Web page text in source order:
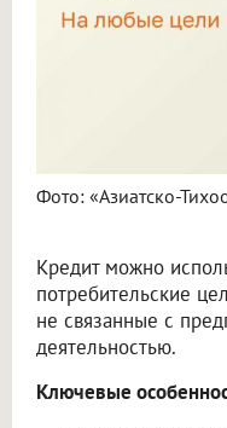
Фото: «Азиатско-
Кредит можно
потребительские
не связанные с
деятельностью.
Ключевые